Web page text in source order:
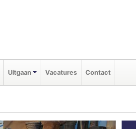
Uitgaan Vacatures Contact